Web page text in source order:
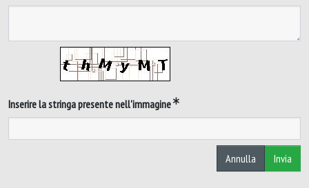
Inserire la stringa presente nell'immagine
Annulla Invia